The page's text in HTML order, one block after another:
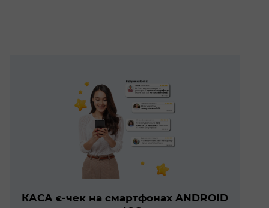
КАСА є-чек на смартфонах ANDROID